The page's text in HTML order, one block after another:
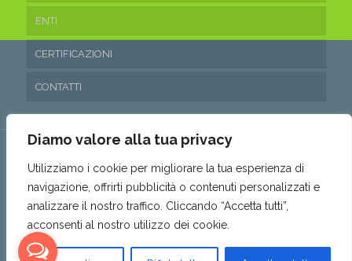
Diamo valore alla tua privacy
Utilizziamo i cookie per migliorare la tua esperienza di
navigazione, offrirti pubblicità o contenuti personalizzati e
analizzare il nostro traffico. Cliccando “Accetta tutti”,
acconsenti al nostro utilizzo dei cookie.
ENTI
CERTIFICAZIONI
CONTATTI
© 2016 Ecoteam Srl. • P.IVA 03315530653 • REA: SA- 288797 •
Powered by AMALFIWEB